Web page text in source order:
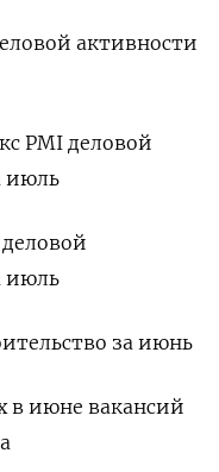
активности
PMI деловой
июль
июль
за июнь
в июне вакансий